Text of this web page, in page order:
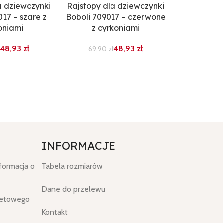
dziewczynki
– szare z
48,93 zł
Rajstopy dla dziewczynki
Boboli 709017 – czerwone
z cyrkoniami
69,90zł48,93 zł
o
INFORMACJE
Tabela rozmiarów
Dane do przelewu
Kontakt